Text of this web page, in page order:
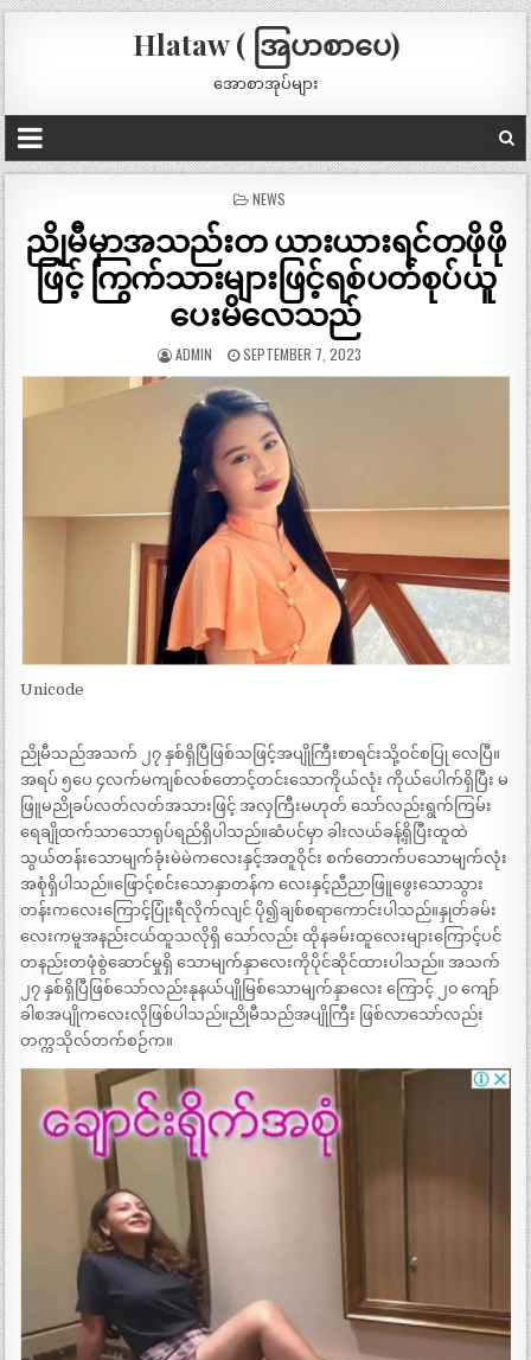
Hlataw ( အြပာစာပေ)
အောစာအုပ်များ
POSTED
NEWS
ညိုမီမှာအသည်းတ ယားယားရင်တဖိုဖို
ဖြင့် ကြွက်သားများဖြင့်ရစ်ပတ်စုပ်ယူ
ပေးမိလေသည်
ADMIN SEPTEMBER 7, 2023
Unicode
ညိုမီသည်အသက် ၂၇ နှစ်ရှိပြီဖြစ်သဖြင့်အပျိုကြီးစာရင်းသို့ဝင်စပြု လေပြီ။
အရပ် ၅ပေ ၄လက်မကျစ်လစ်တောင့်တင်းသောကိုယ်လုံး ကိုယ်ပေါက်ရှိပြီး မ
ဖြူမညိုခပ်လတ်လတ်အသားဖြင့် အလှကြီးမဟုတ် သော်လည်းရွက်ကြမ်း
ရေချိုထက်သာသောရုပ်ရည်ရှိပါသည်။ဆံပင်မှာ ခါးလယ်ခန့်ရှိပြီးထူထဲ
သွယ်တန်းသောမျက်ခုံးမဲမဲကလေးနှင့်အတူဝိုင်း စက်တောက်ပသောမျက်လုံး
အစုံရှိပါသည်။ဖြောင့်စင်းသောနှာတန်က လေးနှင့်ညီညာဖြူဖွေးသောသွား
တန်းကလေးကြောင့်ပြုံးရီလိုက်လျင် ပို၍ချစ်စရာကောင်းပါသည်။နှုတ်ခမ်း
လေးကမူအနည်းငယ်ထူသလိုရှိ သော်လည်း ထိုနခမ်းထူလေးများကြောင့်ပင်
တနည်းတဖုံစွဲဆောင်မှုရှိ သောမျက်နှာလေးကိုပိုင်ဆိုင်ထားပါသည်။ အသက်
၂၇ နှစ်ရှိပြီဖြစ်သော်လည်းနုနယ်ပျိုမြစ်သောမျက်နှာလေး ကြောင့် ၂၀ ကျော်
ခါစအပျိုကလေးလိုဖြစ်ပါသည်။ညိုမီသည်အပျိုကြီး ဖြစ်လာသော်လည်း
တက္ကသိုလ်တက်စဉ်က။